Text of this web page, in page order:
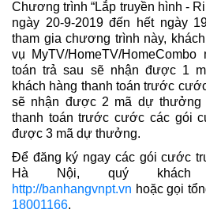
Chương trình “Lắp truyền hình -
ngày 20-9-2019 đến hết ngày
tham gia chương trình này,
vụ MyTV/HomeTV/
toán trả sau sẽ nhận được 1
khách hàng thanh toán trước
sẽ nhận được 2 mã dự thưởng
thanh toán trước cước các gói
được 3 mã dự thưởng.
Để đăng ký ngay các gói cước
Hà Nội, quý
http://banhangvnpt.vn hoặc gọi
18001166.